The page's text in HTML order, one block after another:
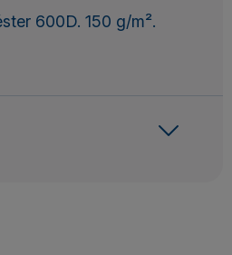
600D. 150 g/m².